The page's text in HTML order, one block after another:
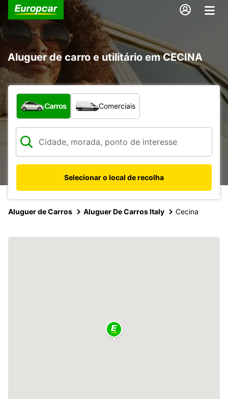
Aluguer de carro e utilitário em CECINA
Que tipo de veículo pretende?
Carros Comerciais
Selecionar o local de recolha
Aluguer de Carros Aluguer De Carros Italy Cecina